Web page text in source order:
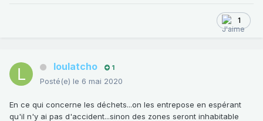
1
loulatcho 1
Posté(e) le 6 mai 2020
En ce qui concerne les déchets...on les entrepose en espérant
qu'il n'y ai pas d'accident...sinon des zones seront inhabitable